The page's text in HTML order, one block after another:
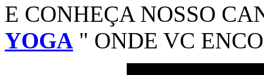
E CONHEÇA NOSSO
YOGA " ONDE VC